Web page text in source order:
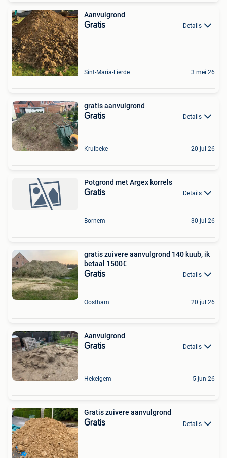
Aanvulgrond
Gratis Details
Sint-Maria-Lierde 3 mei 26
gratis aanvulgrond
Gratis Details
Kruibeke 20 jul 26
Potgrond met Argex korrels
Gratis Details
Bornem 30 jul 26
gratis zuivere aanvulgrond 140 kuub, ik
betaal 1500€
Gratis Details
Oostham 20 jul 26
Aanvulgrond
Gratis Details
Hekelgem 5 jun 26
Gratis zuivere aanvulgrond
Gratis Details